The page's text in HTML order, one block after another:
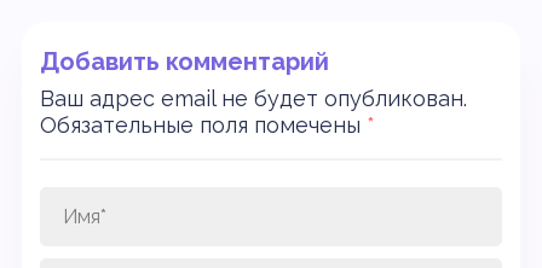
Добавить комментарий
Ваш адрес email не будет опубликован.
Обязательные поля помечены *